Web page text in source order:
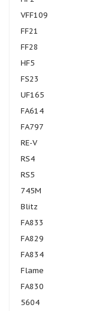
VFF109
FF21
FF28
HF5
FS23
UF165
FA614
FA797
RE-V
RS4
RS5
745M
Blitz
FA833
FA829
FA834
Flame
FA830
5604